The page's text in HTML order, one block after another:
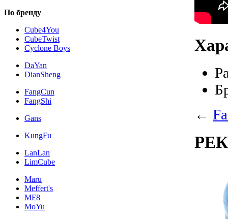
По бренду
Cube4You
CubeTwist
Cyclone Boys
DaYan
DianSheng
FangCun
FangShi
Gans
KungFu
LanLan
LimCube
Maru
Meffert's
MF8
MoYu
←